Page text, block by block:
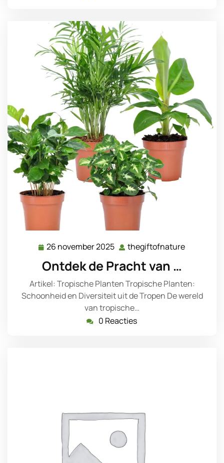
26 november 2025 26
november
2025
thegiftofnature
Ontdek de Pracht van …
Artikel: Tropische Planten Tropische Planten:
Schoonheid en Diversiteit uit de Tropen De wereld
van tropische…
0 Reacties